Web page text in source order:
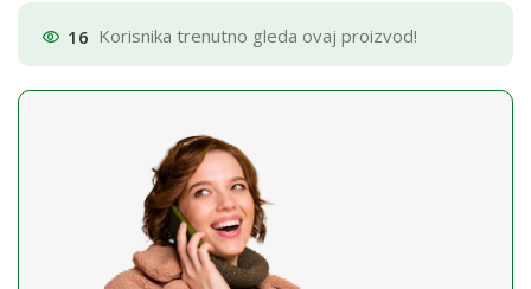
16 Korisnika trenutno gleda ovaj proizvod!